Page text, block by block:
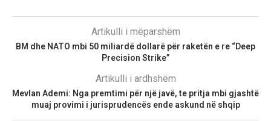
Artikulli i mëparshëm
BM dhe NATO mbi 50 miliardë dollarë për raketën e re “Deep
Precision Strike”
Artikulli i ardhshëm
Mevlan Ademi: Nga premtimi për një javë, te pritja mbi gjashtë
muaj provimi i jurisprudencës ende askund në shqip